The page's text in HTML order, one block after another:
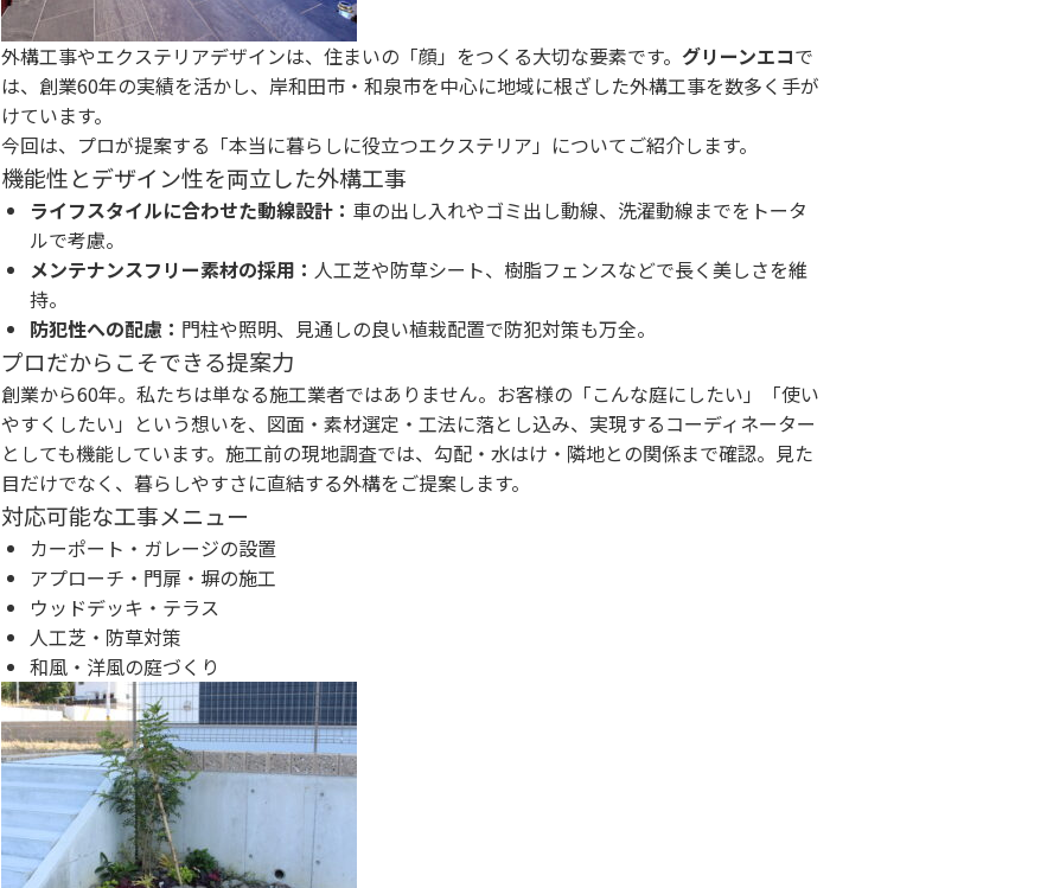
外構工事やエクステリアデザインは、住まいの「顔」をつくる大切な要素です。 グリーンエコで
は、創業60年の実績を活かし、岸和田市・和泉市を中心に地域に根ざした外構工事を数多く手が
けています。
今回は、プロが提案する「本当に暮らしに役立つエクステリア」についてご紹介します。
機能性とデザイン性を両立した外構工事
ライフスタイルに合わせた動線設計： 車の出し入れやゴミ出し動線、洗濯動線までをトータ
ルで考慮。
メンテナンスフリー素材の採用： 人工芝や防草シート、樹脂フェンスなどで長く美しさを維
持。
防犯性への配慮： 門柱や照明、見通しの良い植栽配置で防犯対策も万全。
プロだからこそできる提案力
創業から60年。私たちは単なる施工業者ではありません。お客様の「こんな庭にしたい」「使い
やすくしたい」という想いを、図面・素材選定・工法に落とし込み、実現するコーディネーター
としても機能しています。施工前の現地調査では、勾配・水はけ・隣地との関係まで確認。見た
目だけでなく、暮らしやすさに直結する外構をご提案します。
対応可能な工事メニュー
カーポート・ガレージの設置
アプローチ・門扉・塀の施工
ウッドデッキ・テラス
人工芝・防草対策
和風・洋風の庭づくり